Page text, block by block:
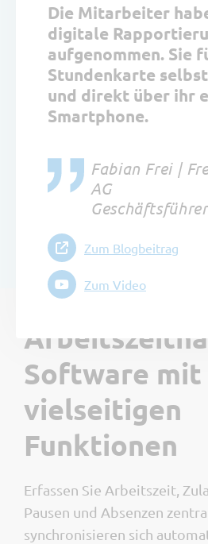
Die Mitarbeiter
digitale
aufgenommen. Sie
Stundenkarte
und direkt über ihr
Smartphone.
Fabian Frei |
AG
Zum Blogbeitrag
Zum Video
Software mit
vielseitigen
Funktionen
Erfassen Sie Arbeitszeit,
Pausen und Absenzen
synchronisieren sich